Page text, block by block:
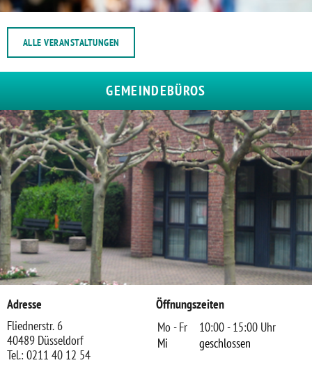
ALLE VERANSTALTUNGEN
GEMEINDEBÜROS
Adresse
Fliednerstr. 6
40489 Düsseldorf
Tel.: 0211 40 12 54
Öffnungszeiten
Mo - Fr
10:00 - 15:00 Uhr
Mi
geschlossen